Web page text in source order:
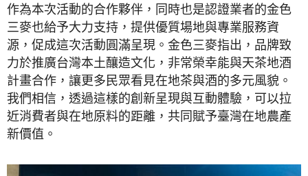
作為本次活動的合作夥伴，同時也是認證業者的金色
三麥也給予大力支持，提供優質場地與專業服務資
源，促成這次活動圓滿呈現。金色三麥指出，品牌致
力於推廣台灣本土釀造文化，非常榮幸能與天茶地酒
計畫合作，讓更多民眾看見在地茶與酒的多元風貌。
我們相信，透過這樣的創新呈現與互動體驗，可以拉
近消費者與在地原料的距離，共同賦予臺灣在地農產
新價值。